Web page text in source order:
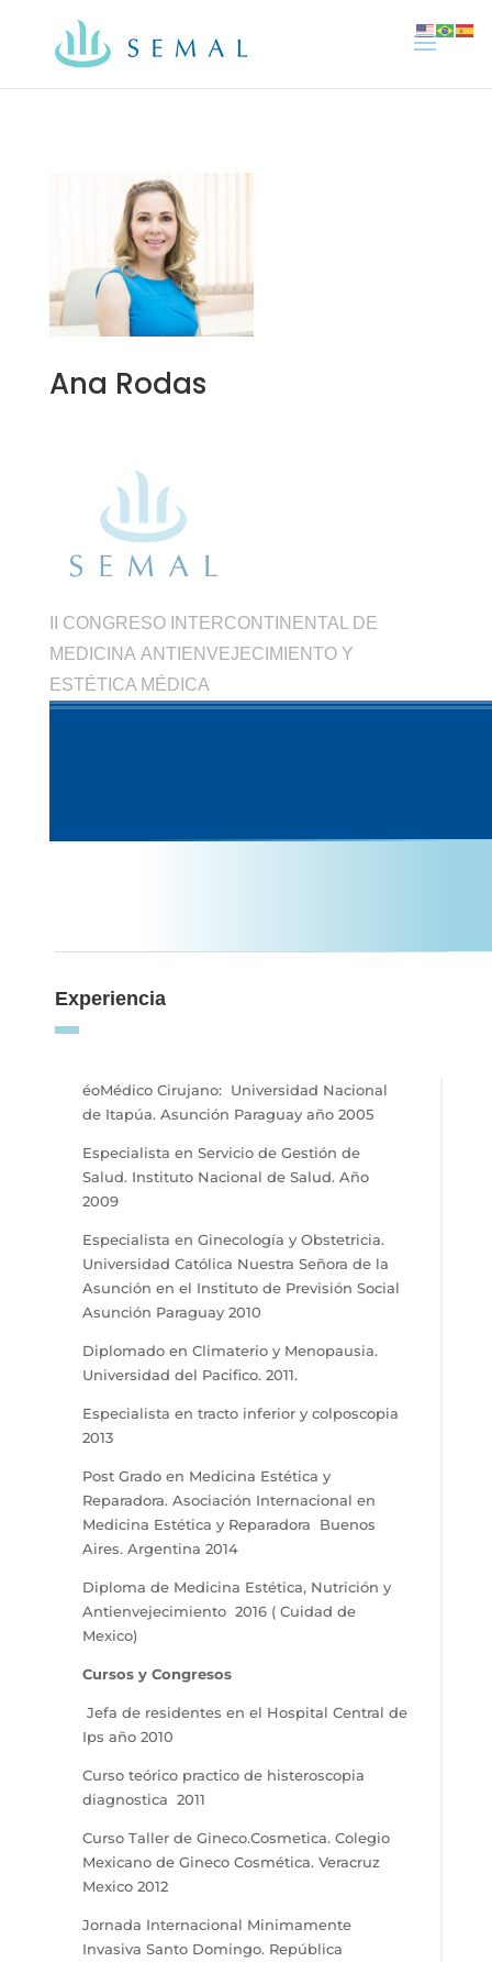
Ana Rodas
II CONGRESO INTERCONTINENTAL DE
MEDICINA ANTIENVEJECIMIENTO Y
ESTÉTICA MÉDICA
Experiencia
éoMédico Cirujano: Universidad Nacional
de Itapúa. Asunción Paraguay año 2005
Especialista en Servicio de Gestión de
Salud. Instituto Nacional de Salud. Año
2009
Especialista en Ginecología y Obstetricia.
Universidad Católica Nuestra Señora de la
Asunción en el Instituto de Previsión Social
Asunción Paraguay 2010
Diplomado en Climaterio y Menopausia.
Universidad del Pacifico. 2011.
Especialista en tracto inferior y colposcopia
2013
Post Grado en Medicina Estética y
Reparadora. Asociación Internacional en
Medicina Estética y Reparadora Buenos
Aires. Argentina 2014
Diploma de Medicina Estética, Nutrición y
Antienvejecimiento 2016 ( Cuidad de
Mexico)
Cursos y Congresos
Jefa de residentes en el Hospital Central de
Ips año 2010
Curso teórico practico de histeroscopia
diagnostica 2011
Curso Taller de Gineco.Cosmetica. Colegio
Mexicano de Gineco Cosmética. Veracruz
Mexico 2012
Jornada Internacional Minimamente
Invasiva Santo Domingo. República